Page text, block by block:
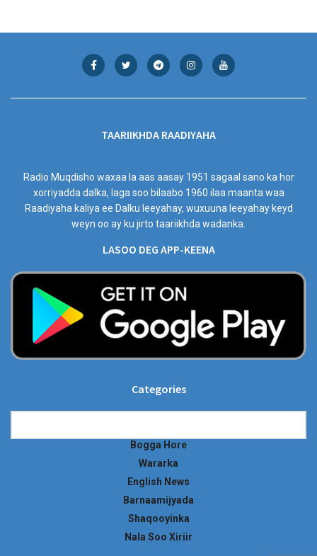
TAARIIKHDA RAADIYAHA
Radio Muqdisho waxaa la aas aasay 1951 sagaal sano ka hor
xorriyadda dalka, laga soo bilaabo 1960 ilaa maanta waa
Raadiyaha kaliya ee Dalku leeyahay, wuxuuna leeyahay keyd
weyn oo ay ku jirto taariikhda wadanka.
LASOO DEG APP-KEENA
Categories
Bogga Hore
Wararka
English News
Barnaamijyada
Shaqooyinka
Nala Soo Xiriir